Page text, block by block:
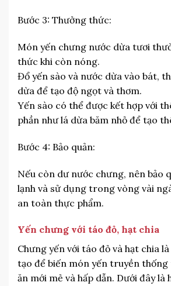
Bước 3: Thưởng thức:
Món yến chưng nước dừa tươi
thức khi còn nóng.
Đổ yến sào và nước dừa vào bát,
dừa để tạo độ ngọt và thơm.
Yến sào có thể được kết hợp với
phần như lá dừa băm nhỏ để tạo
Bước 4: Bảo quản:
Nếu còn dư nước chưng, nên bảo
lạnh và sử dụng trong vòng vài
an toàn thực phẩm.
Yến chưng với táo đỏ, hạt chia
Chưng yến với táo đỏ và hạt chia
tạo để biến món yến truyền
ăn mới mẻ và hấp dẫn. Dưới đây là